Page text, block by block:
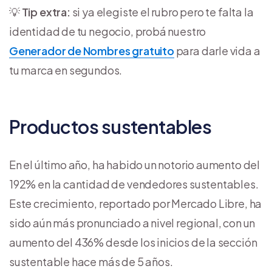
💡Tip extra: si ya elegiste el rubro pero te falta la
identidad de tu negocio, probá nuestro
Generador de Nombres gratuito para darle vida a
tu marca en segundos.
Productos sustentables
En el último año, ha habido un notorio aumento del
192% en la cantidad de vendedores sustentables.
Este crecimiento, reportado por Mercado Libre, ha
sido aún más pronunciado a nivel regional, con un
aumento del 436% desde los inicios de la sección
sustentable hace más de 5 años.